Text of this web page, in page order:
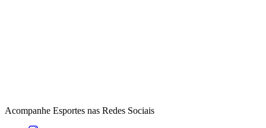
Acompanhe Esportes nas Redes Sociais